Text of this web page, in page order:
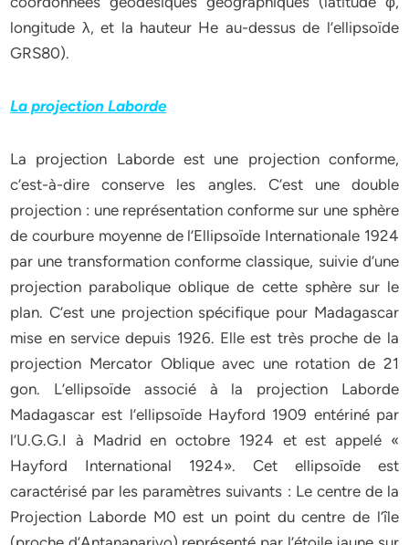
longitude λ, et la hauteur He au-dessus de l’ellipsoïde
GRS80).
La projection Laborde
La projection Laborde est une projection conforme,
c’est-à-dire conserve les angles. C’est une double
projection : une représentation conforme sur une sphère
de courbure moyenne de l’Ellipsoïde Internationale 1924
par une transformation conforme classique, suivie d’une
projection parabolique oblique de cette sphère sur le
plan. C’est une projection spécifique pour Madagascar
mise en service depuis 1926. Elle est très proche de la
projection Mercator Oblique avec une rotation de 21
gon. L’ellipsoïde associé à la projection Laborde
Madagascar est l’ellipsoïde Hayford 1909 entériné par
l’U.G.G.I à Madrid en octobre 1924 et est appelé «
Hayford International 1924». Cet ellipsoïde est
caractérisé par les paramètres suivants : Le centre de la
Projection Laborde M0 est un point du centre de l’île